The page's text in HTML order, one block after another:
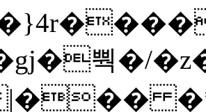
뿩�/